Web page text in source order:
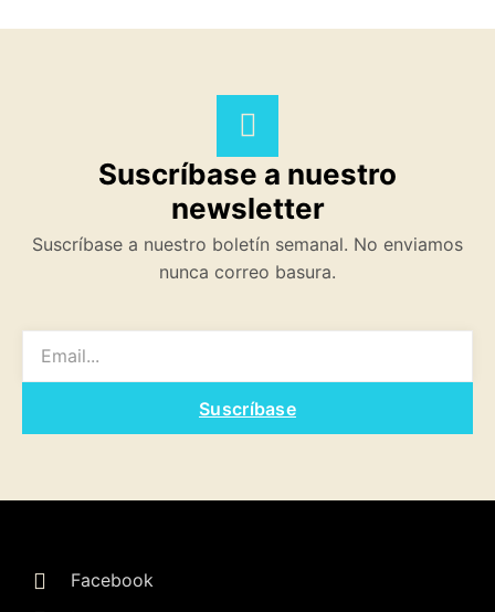
Suscríbase a nuestro
newsletter
Suscríbase a nuestro boletín semanal. No enviamos
nunca correo basura.
Suscríbase
Facebook